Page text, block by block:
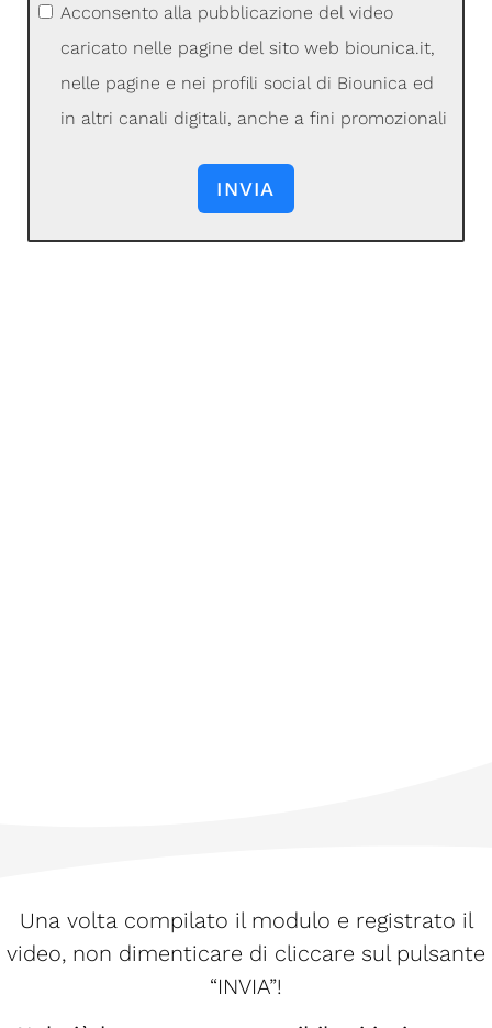
Acconsento alla pubblicazione del video
caricato nelle pagine del sito web biounica.it,
nelle pagine e nei profili social di Biounica ed
in altri canali digitali, anche a fini promozionali
INVIA
Una volta compilato il modulo e registrato il
video, non dimenticare di cliccare sul pulsante
“INVIA”!